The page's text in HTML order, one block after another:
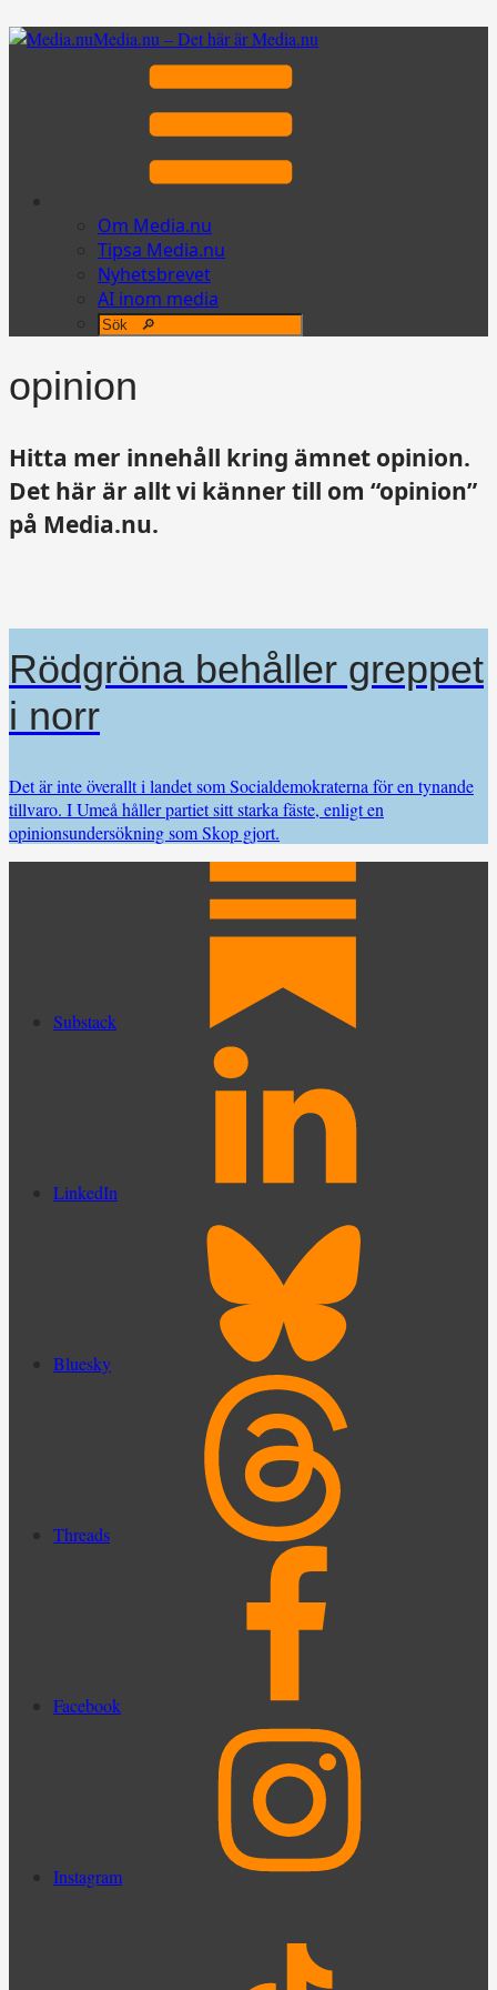
Media.nu – Det här är Media.nu
Om Media.nu
Tipsa Media.nu
Nyhetsbrevet
AI inom media
opinion
Hitta mer innehåll kring ämnet opinion.
Det här är allt vi känner till om “opinion”
på Media.nu.
Rödgröna behåller greppet
i norr
Det är inte överallt i landet som Socialdemokraterna för en tynande
tillvaro. I Umeå håller partiet sitt starka fäste, enligt en
opinionsundersökning som Skop gjort.
Substack
LinkedIn
Bluesky
Threads
Facebook
Instagram